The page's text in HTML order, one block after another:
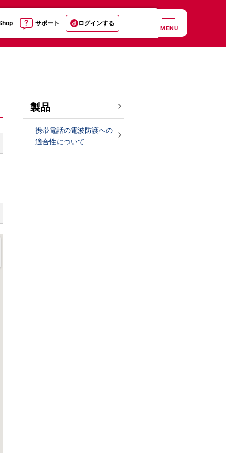
サポート ログインする
MENU
製品
携帯電話の電波防護への
適合性について